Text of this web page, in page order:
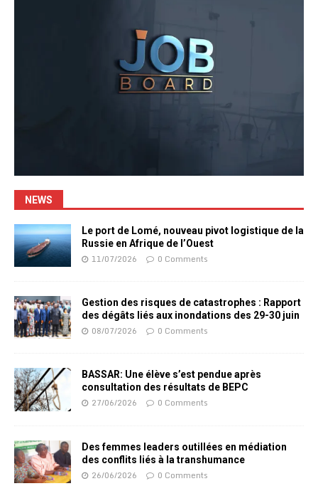
NEWS
Le port de Lomé, nouveau pivot logistique de la
Russie en Afrique de l’Ouest
11/07/2026 0 Comments
Gestion des risques de catastrophes : Rapport
des dégâts liés aux inondations des 29-30 juin
08/07/2026 0 Comments
BASSAR: Une élève s’est pendue après
consultation des résultats de BEPC
27/06/2026 0 Comments
Des femmes leaders outillées en médiation
des conflits liés à la transhumance
26/06/2026 0 Comments